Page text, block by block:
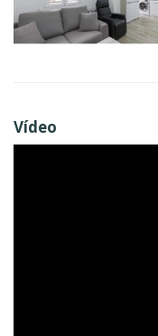
Vídeo